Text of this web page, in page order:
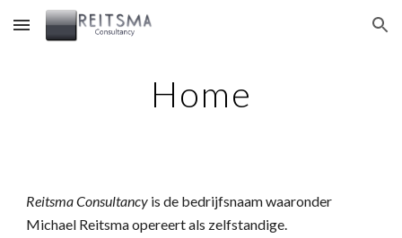
Skip to main content Skip to navigation
Home
Reitsma Consultancy is de bedrijfsnaam waaronder
Michael Reitsma opereert als zelfstandige.